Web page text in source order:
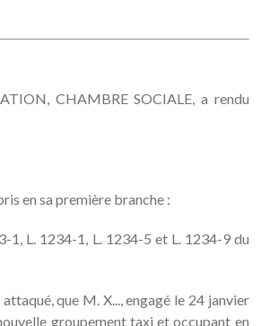
CHAMBRE SOCIALE, a rendu
en sa première branche :
1, L. 1234-1, L. 1234-5 et L. 1234-9 du
que M. X..., engagé le 24 janvier
groupement taxi et occupant en